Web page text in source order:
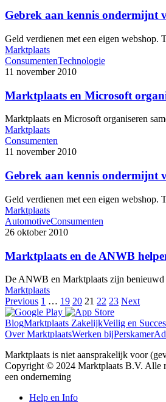
Gebrek aan kennis ondermijnt
Geld verdienen met een eigen
Marktplaats
ConsumentenTechnologie
11 november 2010
Marktplaats en Microsoft
Marktplaats en Microsoft organiseren
Marktplaats
Consumenten
11 november 2010
Gebrek aan kennis ondermijnt
Geld verdienen met een eigen
Marktplaats
AutomotiveConsumenten
26 oktober 2010
Marktplaats en de ANWB
De ANWB en Marktplaats zijn
Marktplaats
Previous 1 … 19 20 21 22 23 Next
BlogMarktplaats ZakelijkVeilig en
Over MarktplaatsWerken bijPerskamer
Marktplaats is niet aansprakelijk voor
Copyright © 2024 Marktplaats B.V. Alle
een onderneming
Help en Info